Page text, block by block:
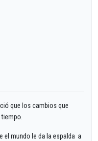
que los cambios que
el mundo le da la espalda a